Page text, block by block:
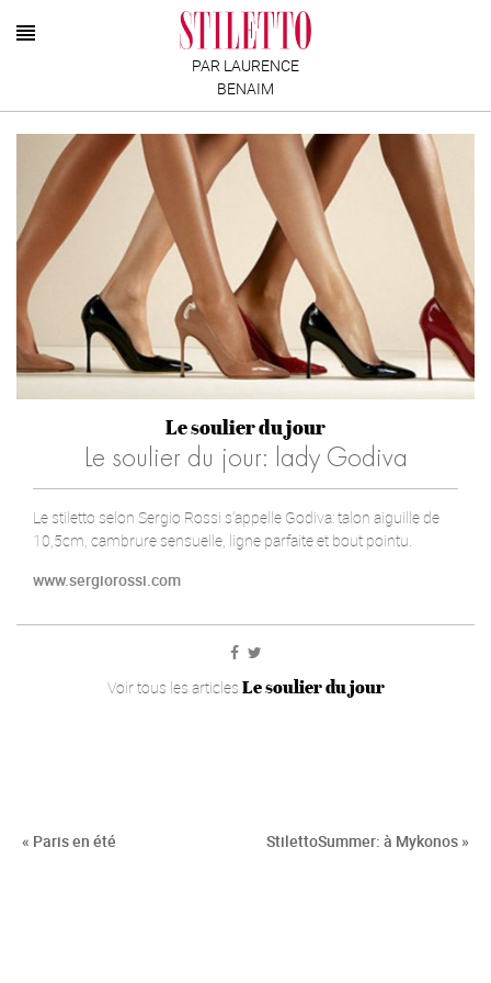
PAR LAURENCE
BENAIM
Le soulier du jour
Le soulier du jour: lady Godiva
Le stiletto selon Sergio Rossi s’appelle Godiva: talon aiguille de
10,5cm, cambrure sensuelle, ligne parfaite et bout pointu.
www.sergiorossi.com
Voir tous les articles Le soulier du jour
« Paris en été StilettoSummer: à Mykonos »